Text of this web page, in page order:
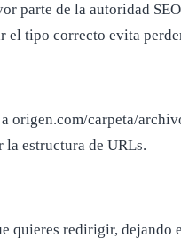
de la autoridad
tipo correcto evita
carpeta/
estructura de URLs.
quieres redirigir,